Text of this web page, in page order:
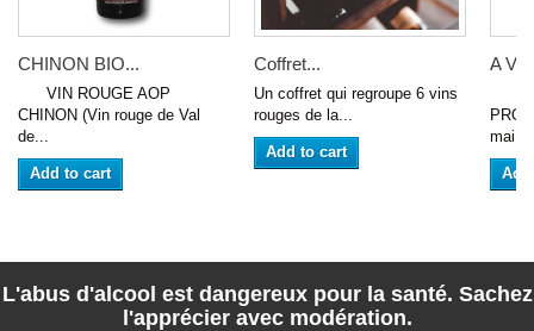
CHINON BIO...
VIN ROUGE AOP
CHINON (Vin rouge de Val
de...
Add to cart
Coffret...
Un coffret qui regroupe 6 vins
rouges de la...
Add to cart
A
mai
L'abus d'alcool est dangereux pour la santé. Sachez
l'apprécier avec modération.